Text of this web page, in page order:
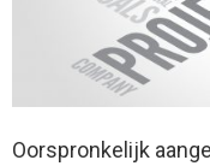
Oorspronkelijk